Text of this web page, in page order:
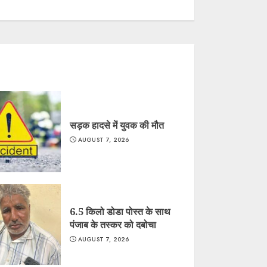
सड़क हादसे में युवक की मौत
AUGUST 7, 2026
6.5 किलो डोडा पोस्त के साथ
पंजाब के तस्कर को दबोचा
AUGUST 7, 2026